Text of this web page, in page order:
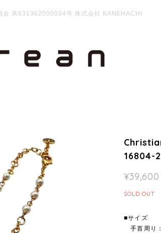
会 第631362000034号 株式会社 KANEHACHI
16804-
¥39,600
SOLD OUT
■サイズ
手首周り